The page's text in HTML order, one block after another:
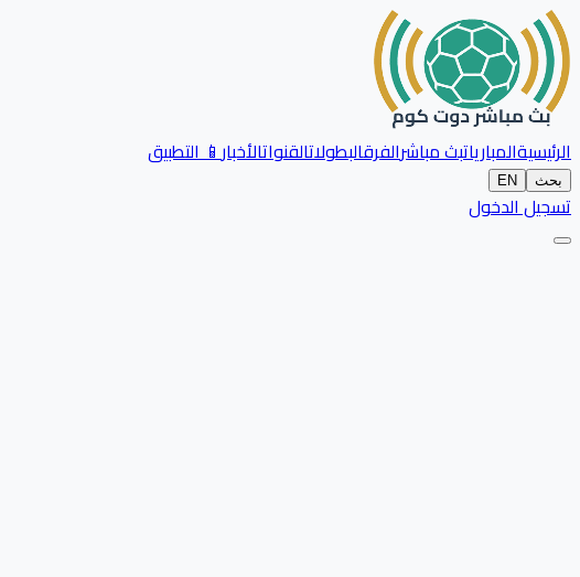
الرئيسيةالمبارياتبث مباشرالفرقالبطولاتالقنواتالأخبار📱 التطبيق
بحث EN
تسجيل الدخول